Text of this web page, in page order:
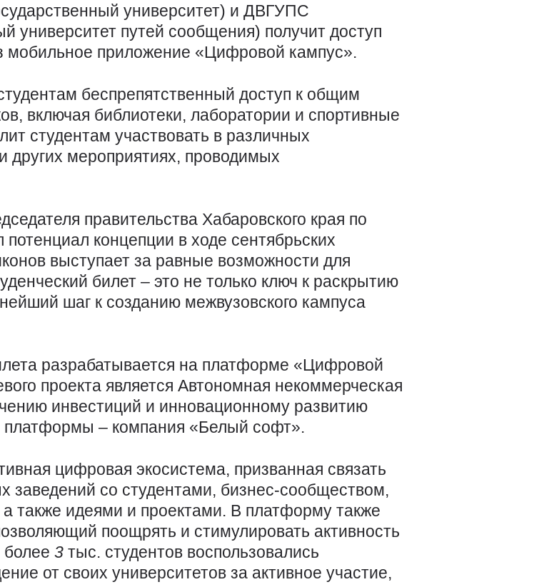
университет) и ДВГУПС
университет путей сообщения) получит доступ
мобильное приложение «Цифровой кампус».
беспрепятственный доступ к общим
включая библиотеки, лаборатории и спортивные
студентам участвовать в различных
других мероприятиях, проводимых
правительства Хабаровского края по
концепции в ходе сентябрьских
выступает за равные возможности для
билет – это не только ключ к раскрытию
шаг к созданию межвузовского кампуса
разрабатывается на платформе «Цифровой
проекта является Автономная некоммерческая
инвестиций и инновационному развитию
платформы – компания «Белый софт».
цифровая экосистема, призванная связать
заведений со студентами, бизнес-сообществом,
также идеями и проектами. В платформу также
поощрять и стимулировать активность
3 тыс. студентов воспользовались
от своих университетов за активное участие,